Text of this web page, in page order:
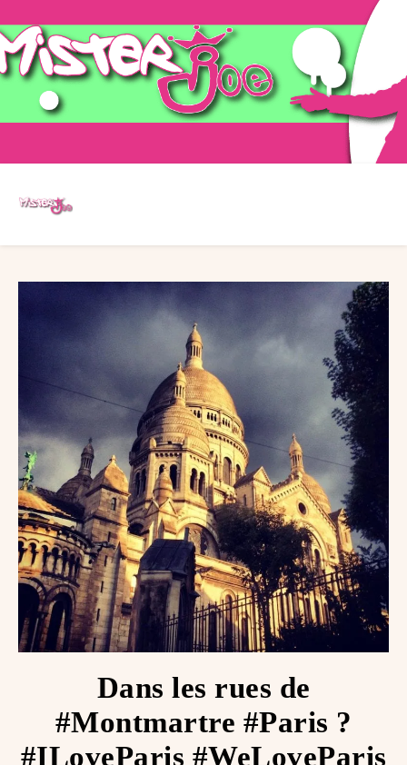
Dans les rues de
#Montmartre #Paris ?
#ILoveParis #WeLoveParis